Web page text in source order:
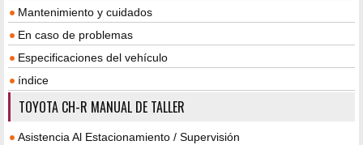
Mantenimiento y cuidados
En caso de problemas
Especificaciones del vehículo
índice
TOYOTA CH-R MANUAL DE TALLER
Asistencia Al Estacionamiento / Supervisión